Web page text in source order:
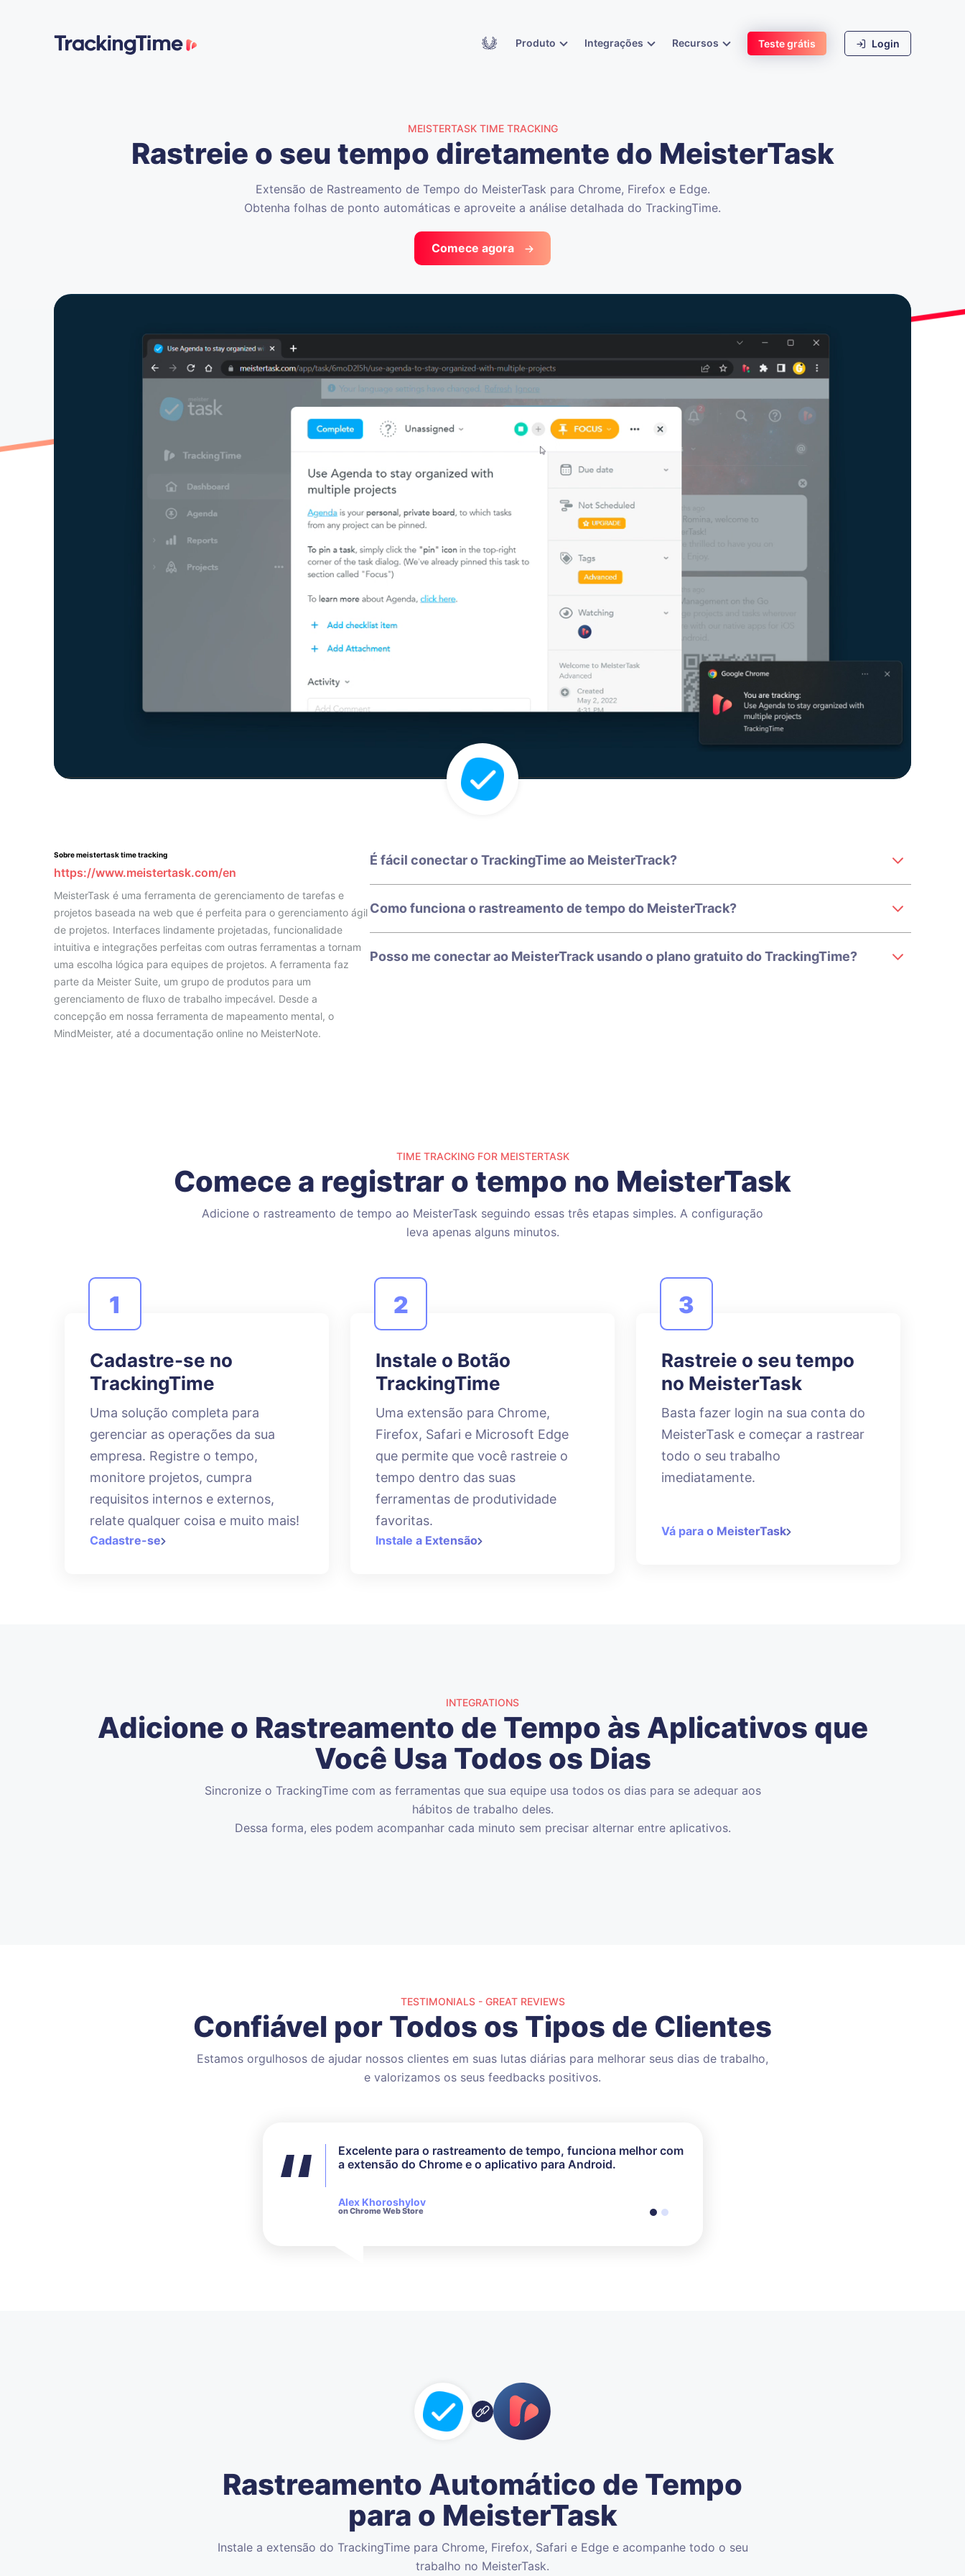
AcademyProduto Integrações Recursos Teste grátis Login
MEISTERTASK TIME TRACKING
Rastreie o seu tempo diretamente do MeisterTask
Extensão de Rastreamento de Tempo do MeisterTask para Chrome, Firefox e Edge.
Obtenha folhas de ponto automáticas e aproveite a análise detalhada do TrackingTime.
Comece agora
Sobre meistertask time tracking
https://www.meistertask.com/en
MeisterTask é uma ferramenta de gerenciamento de tarefas e
projetos baseada na web que é perfeita para o gerenciamento ágil
de projetos. Interfaces lindamente projetadas, funcionalidade
intuitiva e integrações perfeitas com outras ferramentas a tornam
uma escolha lógica para equipes de projetos. A ferramenta faz
parte da Meister Suite, um grupo de produtos para um
gerenciamento de fluxo de trabalho impecável. Desde a
concepção em nossa ferramenta de mapeamento mental, o
MindMeister, até a documentação online no MeisterNote.
É fácil conectar o TrackingTime ao MeisterTrack?
Como funciona o rastreamento de tempo do MeisterTrack?
Posso me conectar ao MeisterTrack usando o plano gratuito do TrackingTime?
TIME TRACKING FOR MEISTERTASK
Comece a registrar o tempo no MeisterTask
Adicione o rastreamento de tempo ao MeisterTask seguindo essas três etapas simples. A configuração
leva apenas alguns minutos.
1
Cadastre-se no
TrackingTime
Uma solução completa para
gerenciar as operações da sua
empresa. Registre o tempo,
monitore projetos, cumpra
requisitos internos e externos,
relate qualquer coisa e muito mais!
Cadastre-se
2
Instale o Botão
TrackingTime
Uma extensão para Chrome,
Firefox, Safari e Microsoft Edge
que permite que você rastreie o
tempo dentro das suas
ferramentas de produtividade
favoritas.
Instale a Extensão
3
Rastreie o seu tempo
no MeisterTask
Basta fazer login na sua conta do
MeisterTask e começar a rastrear
todo o seu trabalho
imediatamente.
Vá para o MeisterTask
INTEGRATIONS
Adicione o Rastreamento de Tempo às Aplicativos que
Você Usa Todos os Dias
Sincronize o TrackingTime com as ferramentas que sua equipe usa todos os dias para se adequar aos
hábitos de trabalho deles.
Dessa forma, eles podem acompanhar cada minuto sem precisar alternar entre aplicativos.
TESTIMONIALS - GREAT REVIEWS
Confiável por Todos os Tipos de Clientes
Estamos orgulhosos de ajudar nossos clientes em suas lutas diárias para melhorar seus dias de trabalho,
e valorizamos os seus feedbacks positivos.
Excelente para o rastreamento de tempo, funciona melhor com
a extensão do Chrome e o aplicativo para Android.
Alex Khoroshylov
on Chrome Web Store
Eu não utilizei todos os recursos disponíveis, mas para as
minhas necessidades funcionou perfeitamente. O serviço de
Salvador Carranza
Rastreamento Automático de Tempo
para o MeisterTask
Instale a extensão do TrackingTime para Chrome, Firefox, Safari e Edge e acompanhe todo o seu
trabalho no MeisterTask.